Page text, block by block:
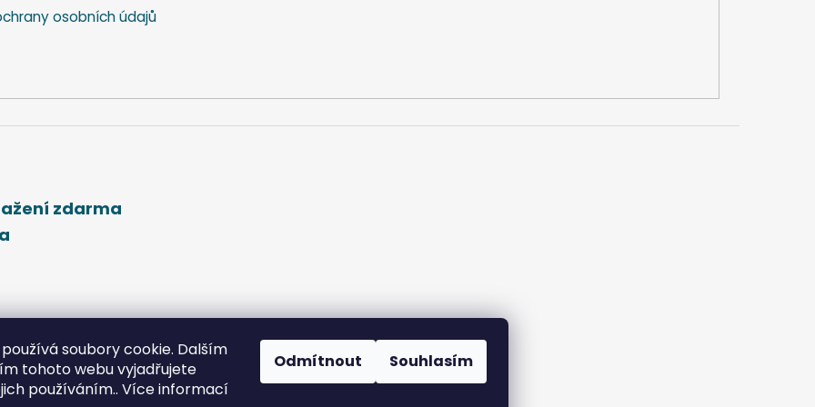
soubory cookie. Dalším
tohoto webu vyjadřujete
používáním.. Více informací
Odmítnout Souhlasím
i
u
osobních údajů
zdarma